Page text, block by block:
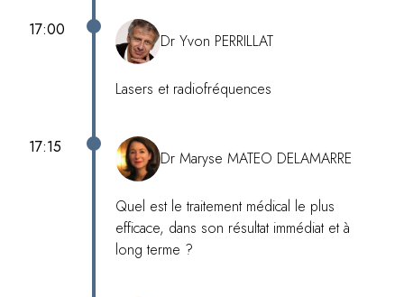
17:00
Dr Yvon PERRILLAT
Lasers et radiofréquences
17:15
Dr Maryse MATEO DELAMARRE
Quel est le traitement médical le plus
efficace, dans son résultat immédiat et à
long terme ?